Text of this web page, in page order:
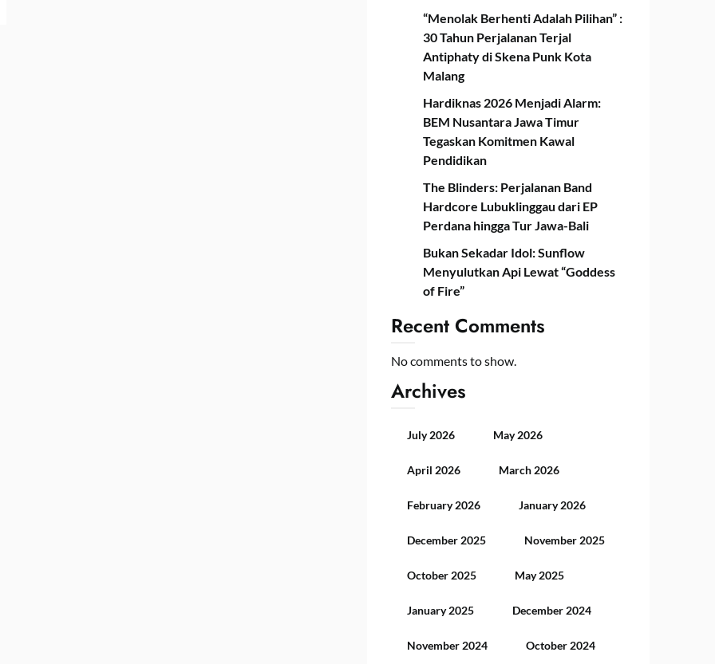
“Menolak Berhenti Adalah Pilihan” :
30 Tahun Perjalanan Terjal
Antiphaty di Skena Punk Kota
Malang
Hardiknas 2026 Menjadi Alarm:
BEM Nusantara Jawa Timur
Tegaskan Komitmen Kawal
Pendidikan
The Blinders: Perjalanan Band
Hardcore Lubuklinggau dari EP
Perdana hingga Tur Jawa-Bali
Bukan Sekadar Idol: Sunflow
Menyulutkan Api Lewat “Goddess
of Fire”
Recent Comments
No comments to show.
Archives
July 2026 May 2026
April 2026 March 2026
February 2026 January 2026
December 2025 November 2025
October 2025 May 2025
January 2025 December 2024
November 2024 October 2024